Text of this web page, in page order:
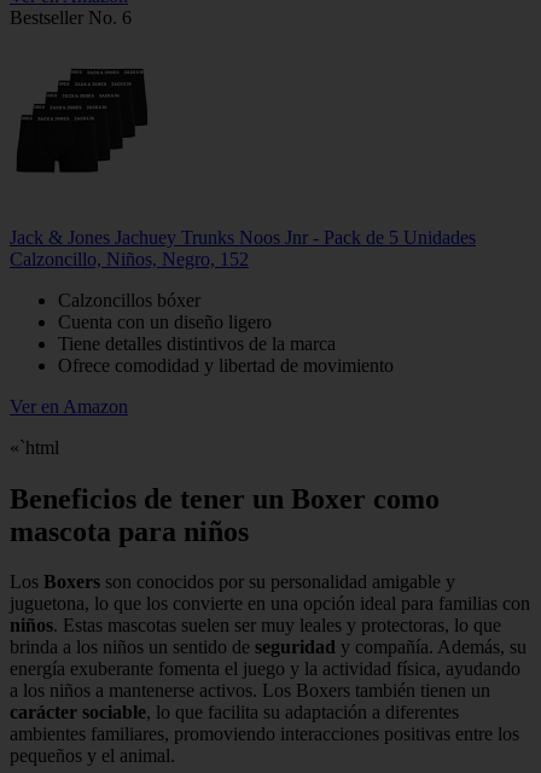
Bestseller No. 6
Jack & Jones Jachuey Trunks Noos Jnr - Pack de 5 Unidades
Calzoncillo, Niños, Negro, 152
Calzoncillos bóxer
Cuenta con un diseño ligero
Tiene detalles distintivos de la marca
Ofrece comodidad y libertad de movimiento
Ver en Amazon
«`html
Beneficios de tener un Boxer como
mascota para niños
Los Boxers son conocidos por su personalidad amigable y
juguetona, lo que los convierte en una opción ideal para familias con
niños. Estas mascotas suelen ser muy leales y protectoras, lo que
brinda a los niños un sentido de seguridad y compañía. Además, su
energía exuberante fomenta el juego y la actividad física, ayudando
a los niños a mantenerse activos. Los Boxers también tienen un
carácter sociable, lo que facilita su adaptación a diferentes
ambientes familiares, promoviendo interacciones positivas entre los
pequeños y el animal.